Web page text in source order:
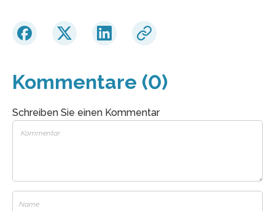
Kommentare (0)
Schreiben Sie einen Kommentar